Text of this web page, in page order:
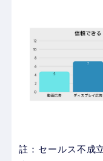
註：セールス不成